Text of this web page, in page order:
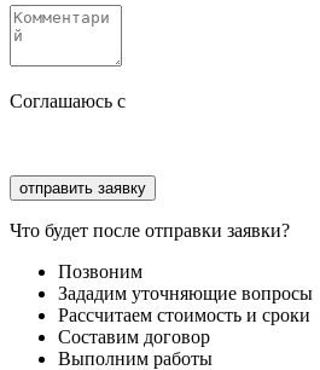
Соглашаюсь с
Что будет после отправки заявки?
Позвоним
Зададим уточняющие вопросы
Рассчитаем стоимость и сроки
Составим договор
Выполним работы